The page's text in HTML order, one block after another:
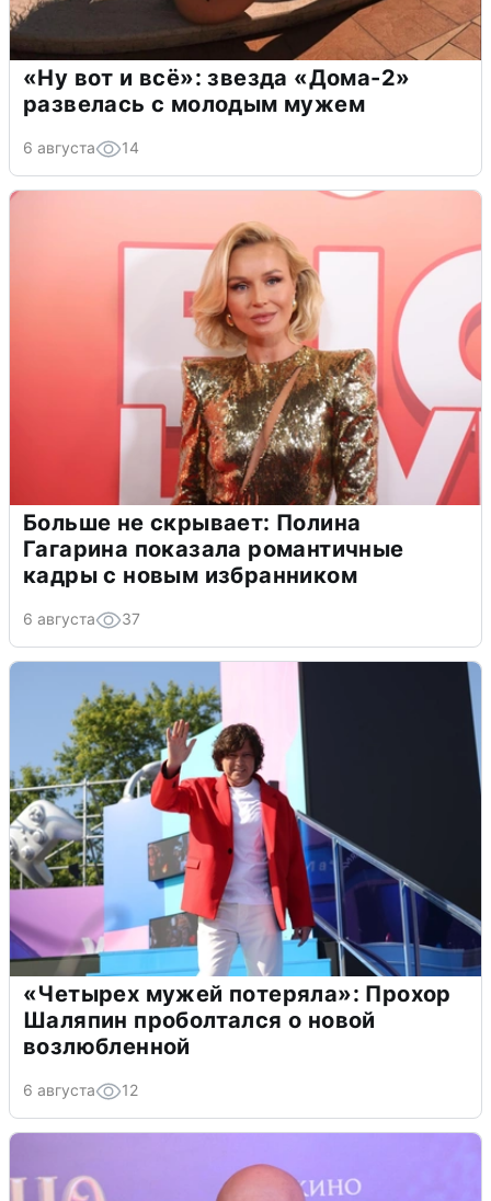
«Ну вот и всё»: звезда «Дома-2»
развелась с молодым мужем
6 августа 14
Больше не скрывает: Полина
Гагарина показала романтичные
кадры с новым избранником
6 августа 37
«Четырех мужей потеряла»: Прохор
Шаляпин проболтался о новой
возлюбленной
6 августа 12